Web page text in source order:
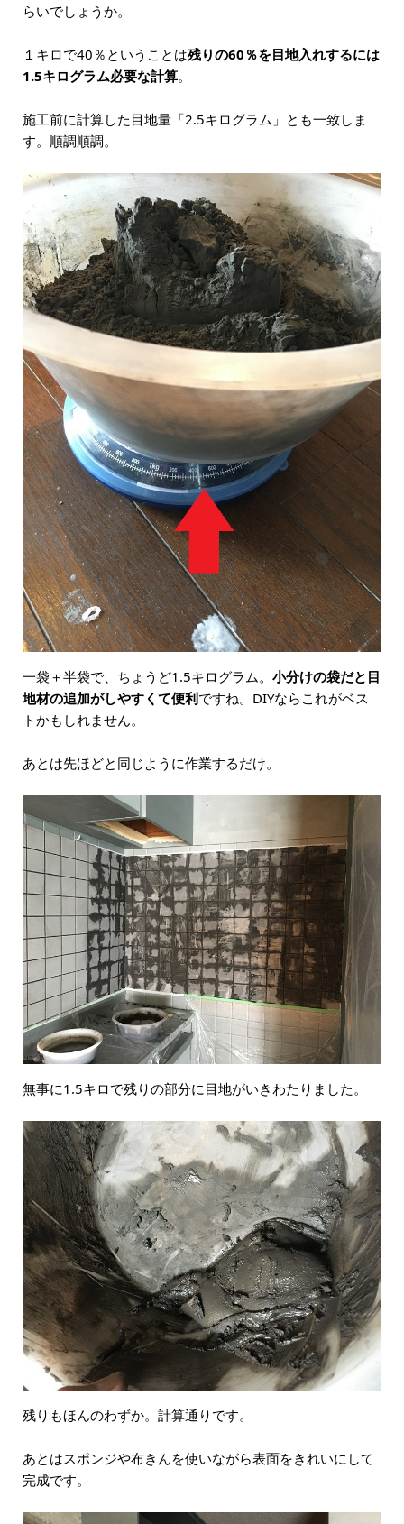
らいでしょうか。
１キロで40％ということは残りの60％を目地入れするには
1.5キログラム必要な計算。
施工前に計算した目地量「2.5キログラム」とも一致しま
す。順調順調。
一袋＋半袋で、ちょうど1.5キログラム。 小分けの袋だと目
地材の追加がしやすくて便利ですね。DIYならこれがベス
トかもしれません。
あとは先ほどと同じように作業するだけ。
無事に1.5キロで残りの部分に目地がいきわたりました。
残りもほんのわずか。計算通りです。
あとはスポンジや布きんを使いながら表面をきれいにして
完成です。